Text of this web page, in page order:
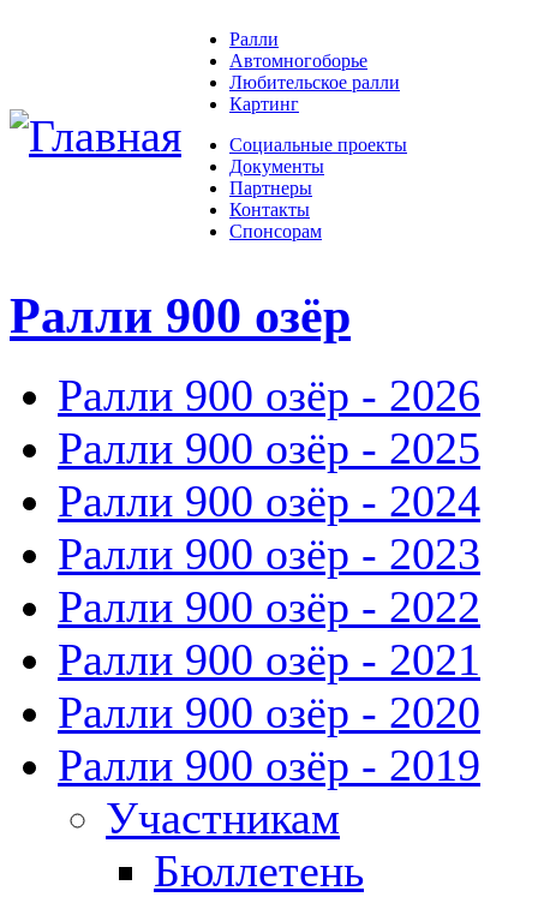
Ралли
Автомногоборье
Любительское ралли
Картинг
Социальные проекты
Документы
Партнеры
Контакты
Спонсорам
Ралли 900 озёр
Ралли 900 озёр - 2026
Ралли 900 озёр - 2025
Ралли 900 озёр - 2024
Ралли 900 озёр - 2023
Ралли 900 озёр - 2022
Ралли 900 озёр - 2021
Ралли 900 озёр - 2020
Ралли 900 озёр - 2019
Участникам
Бюллетень